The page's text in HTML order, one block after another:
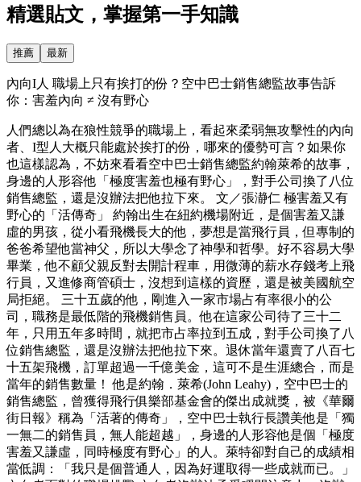
精選貼文，掌握第一手知識
推薦 最新
內向I人 職場上只有挨打的份？空中巴士銷售總監故事告訴
你：害羞內向 ≠ 沒有野心
人們總以為在狼性競爭的職場上，看起來柔弱無攻擊性的內向
者、I型人大概只能處於挨打的份，哪來的優勢可言？如果你
也這樣認為，不妨來看看空中巴士銷售總監約翰萊希的故事，
身邊的人形容他「極度害羞也極有野心」，對手公司換了八位
銷售總監，還是沒辦法把他拉下來。 文／張瀞仁 極害羞又有
野心的「活傳奇」 約翰出生在紐約機場附近，是個害羞又謙
虛的男孩，從小看飛機長大的他，夢想是當飛行員，但專制的
爸爸希望他當神父，所以大學念了神學和哲學。好不容易大學
畢業，他不顧父親反對去開計程車，用微薄的薪水存錢考上飛
行員，又進修商管碩士，沒想到這樣的資歷，還是被美國航空
局拒絕。 三十五歲的他，剛進入一家市場占有率很小的公
司，職務是最低階的飛機銷售員。他在這家公司待了三十二
年，只用五年多時間，就把市占率拉到五成，對手公司換了八
位銷售總監，還是沒辦法把他拉下來。退休當年還賣了八百七
十五架飛機，訂單超過一千億美金，這可不是生涯總合，而是
當年的銷售數量！ 他是約翰．萊希(John Leahy)，空中巴士的
銷售總監，曾獲得飛行俱樂部基金會的傑出成就獎，被《華爾
街日報》稱為「活著的傳奇」，空中巴士執行長讚美他是「獨
一無二的銷售員，無人能超越」，身邊的人形容他是個「極度
害羞又謙虛，同時極度有野心」的人。萊特卻對自己的成績相
當低調：「我只是個普通人，因為好運取得一些成就而已。」